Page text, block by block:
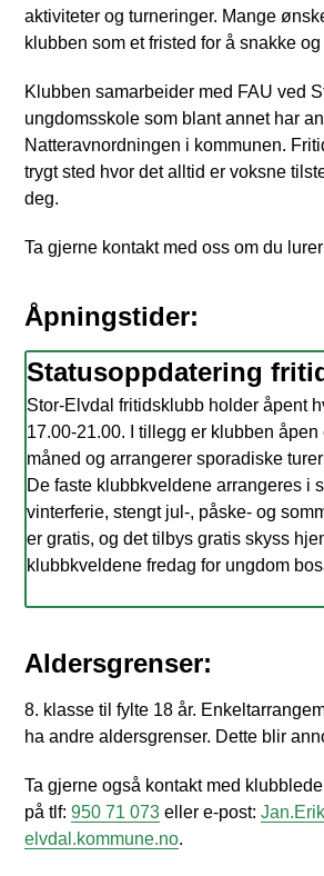
aktiviteter og turneringer. Mange
klubben som et fristed for å snakke
Klubben samarbeider med FAU ved
ungdomsskole som blant annet har
Natteravnordningen i kommunen.
trygt sted hvor det alltid er voksne
deg.
Ta gjerne kontakt med oss om du
Åpningstider:
Statusoppdatering
Stor-Elvdal fritidsklubb holder åpent
17.00-21.00. I tillegg er klubben åpen
måned og arrangerer sporadiske
De faste klubbkveldene arrangeres i
vinterferie, stengt jul-, påske- og
er gratis, og det tilbys gratis skyss
klubbkveldene fredag for ungdom
Aldersgrenser:
8. klasse til fylte 18 år.
ha andre aldersgrenser. Dette blir
Ta gjerne også kontakt med
på tlf:950 71 073 eller e-post:
elvdal.kommune.no.